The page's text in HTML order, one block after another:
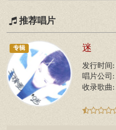
推荐唱片
专辑 迷
发行时间:
唱片公司:
收录歌曲: